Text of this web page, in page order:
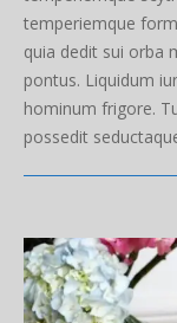
temperiemque
quia dedit sui orba
pontus. Liquidum
hominum frigore.
possedit